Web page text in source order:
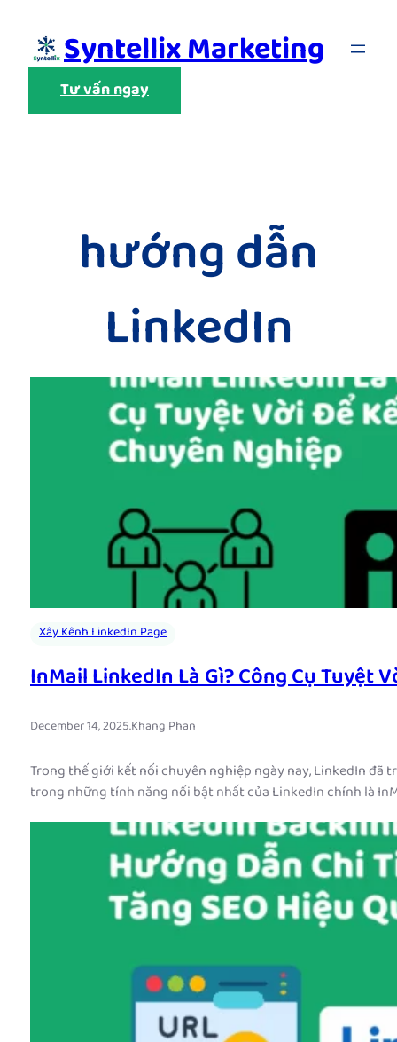
content Syntellix Marketing
Tư vấn ngay
hướng dẫn
LinkedIn
Xây Kênh LinkedIn Page
InMail LinkedIn Là Gì? Công Cụ Tuyệt
December 14, 2025.Khang Phan
Trong thế giới kết nối chuyên nghiệp ngày nay, LinkedIn đã
trong những tính năng nổi bật nhất của LinkedIn chính là